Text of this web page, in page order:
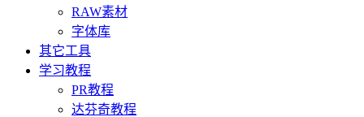
RAW素材
字体库
其它工具
学习教程
PR教程
达芬奇教程